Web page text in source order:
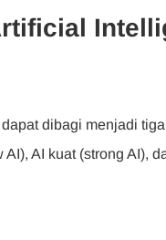
dibagi menjadi
AI), AI kuat (strong AI),